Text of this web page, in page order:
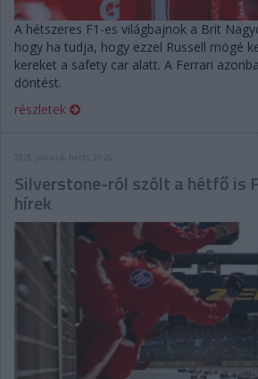
A hétszeres F1-es világbajnok a Brit
hogy ha tudja, hogy ezzel Russell mögé
kereket a safety car alatt. A Ferrari
döntést.
részletek
2026. július 6. hétfő, 20:26
Silverstone-ról szólt a hétfő is
hírek